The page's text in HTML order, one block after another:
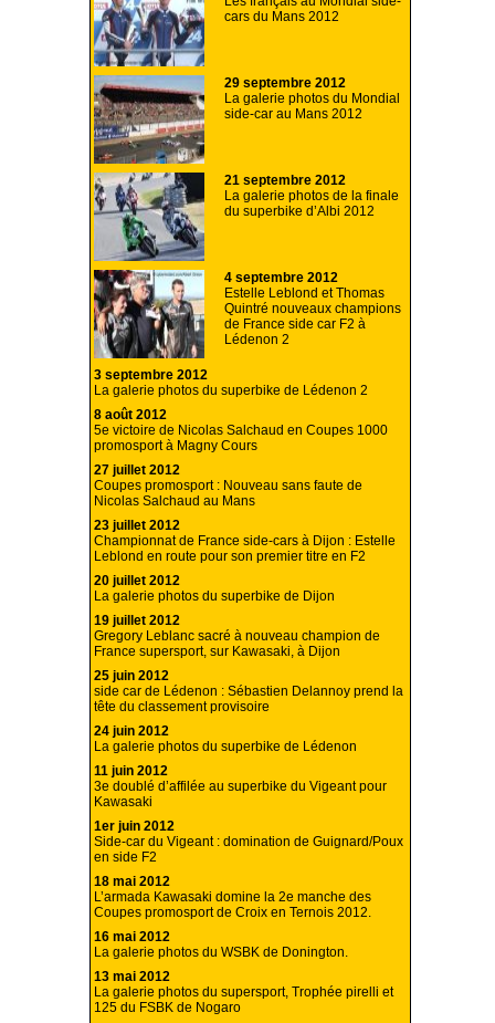
cars du Mans 2012
29 septembre 2012
La galerie photos du Mondial
side-car au Mans 2012
21 septembre 2012
La galerie photos de la finale
du superbike d’Albi 2012
4 septembre 2012
Estelle Leblond et Thomas
Quintré nouveaux champions
de France side car F2 à
Lédenon 2
3 septembre 2012
La galerie photos du superbike de Lédenon 2
8 août 2012
5e victoire de Nicolas Salchaud en Coupes 1000
promosport à Magny Cours
27 juillet 2012
Coupes promosport : Nouveau sans faute de
Nicolas Salchaud au Mans
23 juillet 2012
Championnat de France side-cars à Dijon : Estelle
Leblond en route pour son premier titre en F2
20 juillet 2012
La galerie photos du superbike de Dijon
19 juillet 2012
Gregory Leblanc sacré à nouveau champion de
France supersport, sur Kawasaki, à Dijon
25 juin 2012
side car de Lédenon : Sébastien Delannoy prend la
tête du classement provisoire
24 juin 2012
La galerie photos du superbike de Lédenon
11 juin 2012
3e doublé d’affilée au superbike du Vigeant pour
Kawasaki
1er juin 2012
Side-car du Vigeant : domination de Guignard/Poux
en side F2
18 mai 2012
L’armada Kawasaki domine la 2e manche des
Coupes promosport de Croix en Ternois 2012.
16 mai 2012
La galerie photos du WSBK de Donington.
13 mai 2012
La galerie photos du supersport, Trophée pirelli et
125 du FSBK de Nogaro